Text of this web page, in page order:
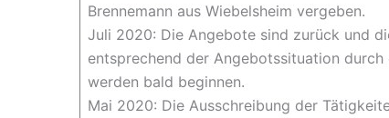
Brennemann aus Wiebelsheim vergeben.
Juli 2020: Die Angebote sind zurück und
entsprechend der Angebotssituation
werden bald beginnen.
Mai 2020: Die Ausschreibung der